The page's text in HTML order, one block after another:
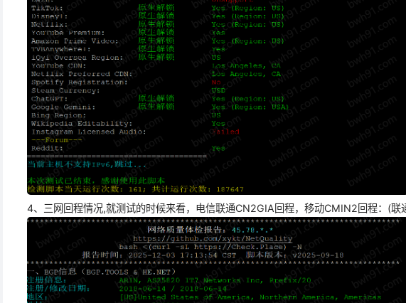
4、三网回程情况,就测试的时候来看，电信联通CN2GIA回程，移动CMIN2回程：(联